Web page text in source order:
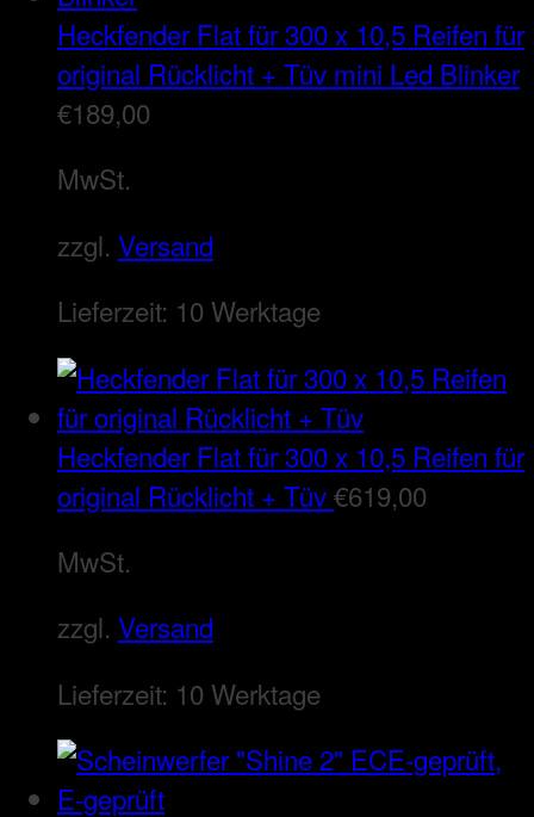
Heckfender Flat für 300 x 10,5 Reifen für
original Rücklicht + Tüv mini Led Blinker
€189,00
MwSt.
zzgl. Versand
Lieferzeit: 10 Werktage
Heckfender Flat für 300 x 10,5 Reifen für
original Rücklicht + Tüv€619,00
MwSt.
zzgl. Versand
Lieferzeit: 10 Werktage